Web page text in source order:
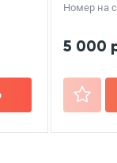
Номер на
5 000
+